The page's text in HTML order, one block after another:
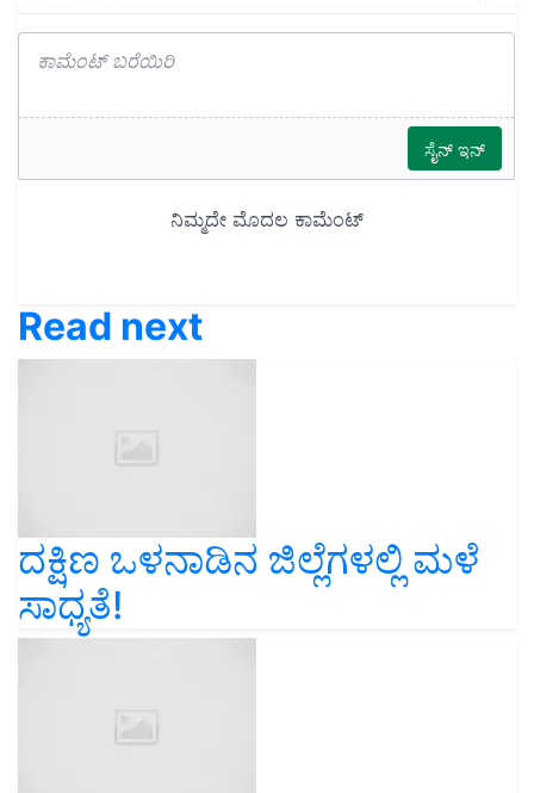
Read next
ದಕ್ಷಿಣ ಒಳನಾಡಿನ ಜಿಲ್ಲೆಗಳಲ್ಲಿ ಮಳೆ
ಸಾಧ್ಯತೆ!